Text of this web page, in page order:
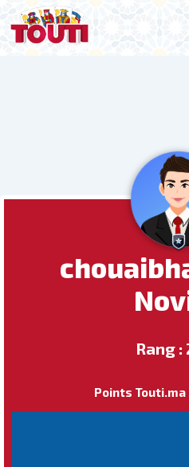
Rang :
Points Touti.ma